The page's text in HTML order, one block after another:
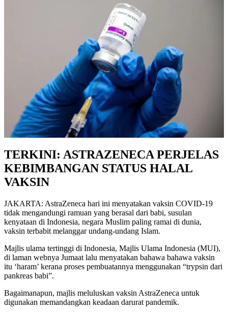
TERKINI: ASTRAZENECA PERJELAS
KEBIMBANGAN STATUS HALAL
VAKSIN
JAKARTA: AstraZeneca hari ini menyatakan vaksin COVID-19
tidak mengandungi ramuan yang berasal dari babi, susulan
kenyataan di Indonesia, negara Muslim paling ramai di dunia,
vaksin terbabit melanggar undang-undang Islam.
Majlis ulama tertinggi di Indonesia, Majlis Ulama Indonesia (MUI),
di laman webnya Jumaat lalu menyatakan bahawa bahawa vaksin
itu ‘haram’ kerana proses pembuatannya menggunakan “trypsin dari
pankreas babi”.
Bagaimanapun, majlis meluluskan vaksin AstraZeneca untuk
digunakan memandangkan keadaan darurat pandemik.